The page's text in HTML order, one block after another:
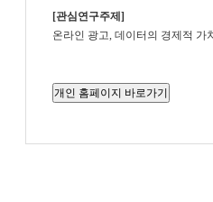
[관심연구주제]
온라인 광고, 데이터의 경제적
개인 홈페이지 바로가기